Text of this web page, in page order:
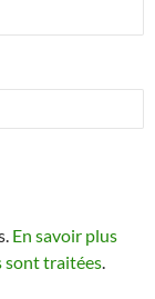
En savoir plus
sont traitées.